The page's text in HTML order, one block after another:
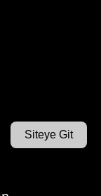
Siteye Git